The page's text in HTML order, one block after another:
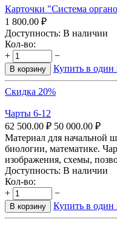
Карточки "Система
1 800.00 ₽
Доступность: В наличии
Кол-во:
+
−
В корзину Купить в один
Скидка 20%
Чарты 6-12
62 500.00 ₽ 50 000.00 ₽
Материал для начальной
биологии, математике.
изображения, схемы,
Доступность: В наличии
Кол-во:
+
−
В корзину Купить в один